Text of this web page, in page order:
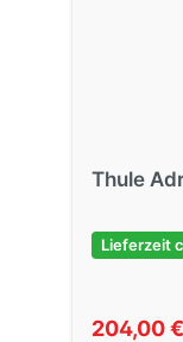
Thule
Lieferzeit
204,00